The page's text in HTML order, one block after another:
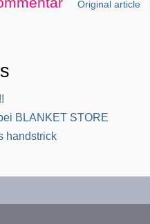
Original article
BLANKET STORE
handstrick